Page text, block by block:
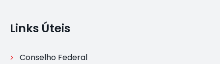
Links Úteis
Conselho Federal